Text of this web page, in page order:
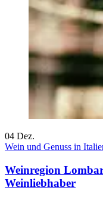
04 Dez.
Wein und Genuss in
Weinregion
Weinliebhaber